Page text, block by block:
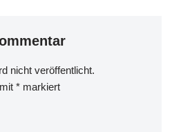
nicht veröffentlicht.
* markiert